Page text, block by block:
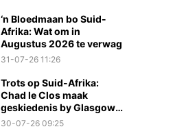
‘n Bloedmaan bo Suid-
Afrika: Wat om in
Augustus 2026 te verwag
31-07-26 11:26
Trots op Suid-Afrika:
Chad le Clos maak
geskiedenis by Glasgow
2026
30-07-26 09:25